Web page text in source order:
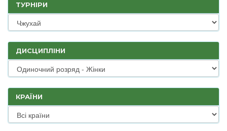
ТУРНІРИ
ДИСЦИПЛІНИ
КРАЇНИ